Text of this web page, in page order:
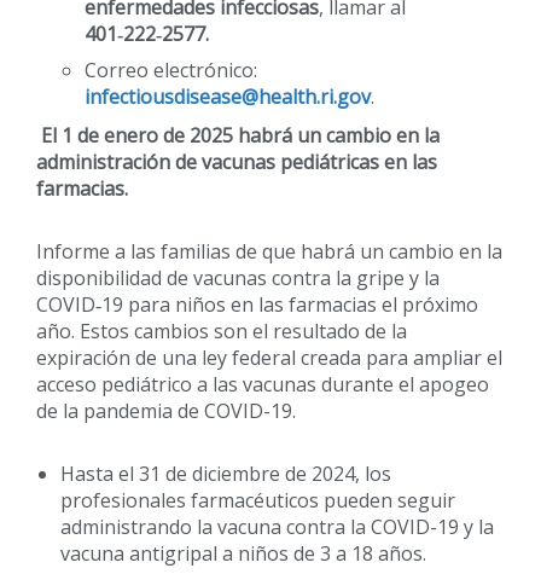
enfermedades infecciosas, llamar al
401‑222‑2577.
Correo electrónico:
infectiousdisease@health.ri.gov.
El 1 de enero de 2025 habrá un cambio en la
administración de vacunas pediátricas en las
farmacias.
Informe a las familias de que habrá un cambio en la
disponibilidad de vacunas contra la gripe y la
COVID‑19 para niños en las farmacias el próximo
año. Estos cambios son el resultado de la
expiración de una ley federal creada para ampliar el
acceso pediátrico a las vacunas durante el apogeo
de la pandemia de COVID-19.
Hasta el 31 de diciembre de 2024, los
profesionales farmacéuticos pueden seguir
administrando la vacuna contra la COVID-19 y la
vacuna antigripal a niños de 3 a 18 años.